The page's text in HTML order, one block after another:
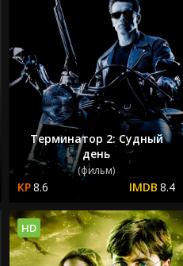
Терминатор 2: Судный
день
(фильм)
8.6 8.4
HD